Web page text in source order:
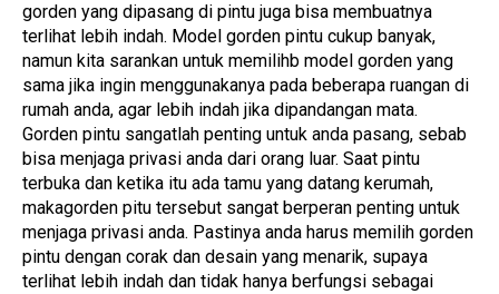
gorden yang dipasang di pintu juga bisa membuatnya
terlihat lebih indah. Model gorden pintu cukup banyak,
namun kita sarankan untuk memilihb model gorden yang
sama jika ingin menggunakanya pada beberapa ruangan di
rumah anda, agar lebih indah jika dipandangan mata.
Gorden pintu sangatlah penting untuk anda pasang, sebab
bisa menjaga privasi anda dari orang luar. Saat pintu
terbuka dan ketika itu ada tamu yang datang kerumah,
makagorden pitu tersebut sangat berperan penting untuk
menjaga privasi anda. Pastinya anda harus memilih gorden
pintu dengan corak dan desain yang menarik, supaya
terlihat lebih indah dan tidak hanya berfungsi sebagai